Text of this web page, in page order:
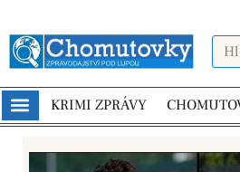
KRIMI ZPRÁVY